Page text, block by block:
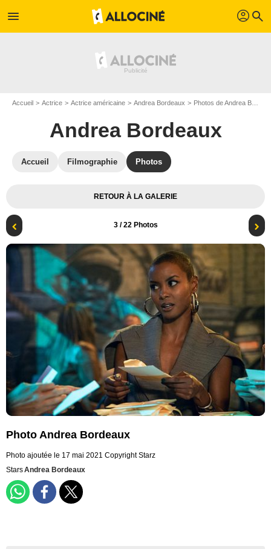
menu profil search
Accueil Actrice Actrice américaine Andrea Bordeaux Photos de Andrea Bordeaux
Andrea Bordeaux
Accueil Filmographie Photos
RETOUR À LA GALERIE
3/ 22 Photos
Photo Andrea Bordeaux
Photo ajoutée le 17 mai 2021 Copyright Starz
StarsAndrea Bordeaux